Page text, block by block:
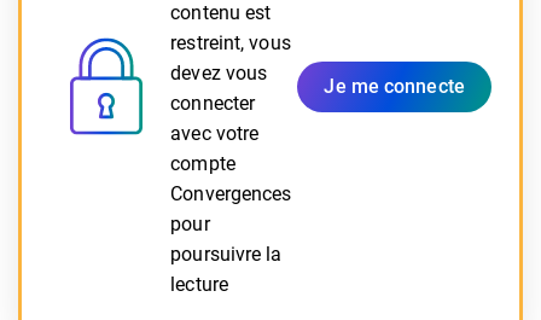
contenu est
restreint, vous
devez vous
connecter
avec votre
compte
Convergences
pour
poursuivre la
lecture
Je me connecte